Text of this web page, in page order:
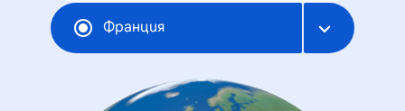
Франция